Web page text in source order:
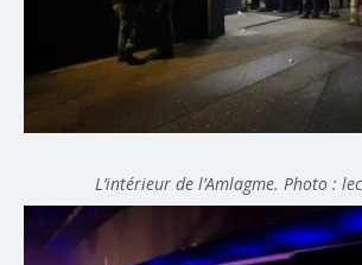
L’intérieur de l’Amlagme. Photo :